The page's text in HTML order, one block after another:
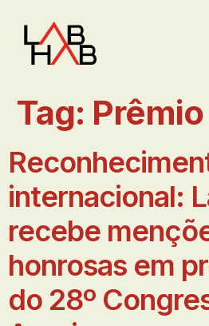
Tag: Prêmio
internacional:
recebe
honrosas em
do 28º